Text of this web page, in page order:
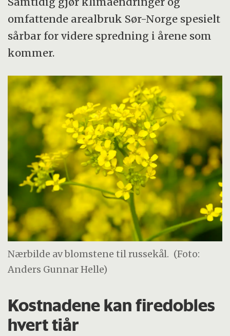
omfattende arealbruk Sør-Norge spesielt
sårbar for videre spredning i årene som
kommer.
Nærbilde av blomstene til russekål. (Foto:
Anders Gunnar Helle)
Kostnadene kan firedobles
hvert tiår